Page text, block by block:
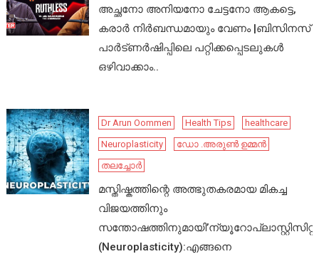
അച്ഛനോ അനിയനോ ചേട്ടനോ ആകട്ടെ,
കരാർ നിർബന്ധമായും വേണം |ബിസിനസ്
പാർട്ണർഷിപ്പിലെ പറ്റിക്കപ്പെടലുകൾ
ഒഴിവാക്കാം..
Dr Arun Oommen Health Tips
healthcare
Neuroplasticity
ഡോ .അരുൺ ഉമ്മൻ
തലച്ചോർ
മസ്തിഷ്കത്തിന്റെ അത്ഭുതകരമായ മികച്ച
വിജയത്തിനും
സന്തോഷത്തിനുമായി’ന്യൂറോപ്ലാസ്റ്റിസിറ്റി’
(Neuroplasticity):എങ്ങനെ